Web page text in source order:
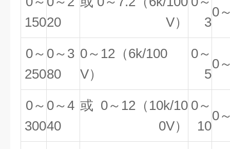
15020
V）
3
0
0～
250
0～3
80
0～12（6k/100
V）
0～
5
0
0～
300
0～4
40
或 0～12（10k/10
0V）
0～
10
0